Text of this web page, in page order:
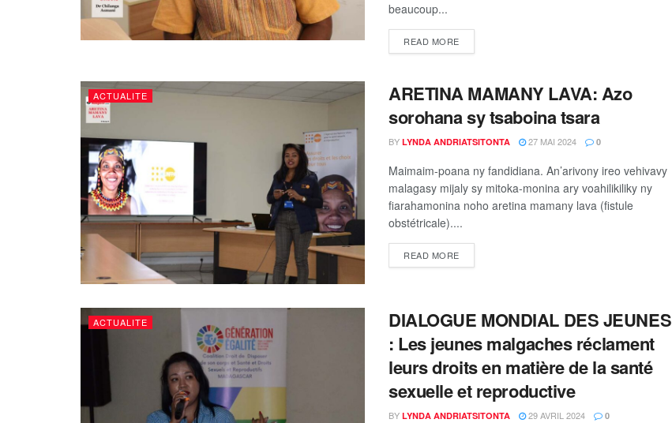
beaucoup...
READ MORE
ACTUALITE
ARETINA MAMANY LAVA: Azo
sorohana sy tsaboina tsara
BY LYNDA ANDRIATSITONTA 27 MAI 2024 0
Maimaim-poana ny fandidiana. An’arivony ireo vehivavy
malagasy mijaly sy mitoka-monina ary voahilikiliky ny
fiarahamonina noho aretina mamany lava (fistule
obstétricale)....
READ MORE
ACTUALITE
DIALOGUE MONDIAL DES JEUNES
: Les jeunes malgaches réclament
leurs droits en matière de la santé
sexuelle et reproductive
BY LYNDA ANDRIATSITONTA 29 AVRIL 2024 0